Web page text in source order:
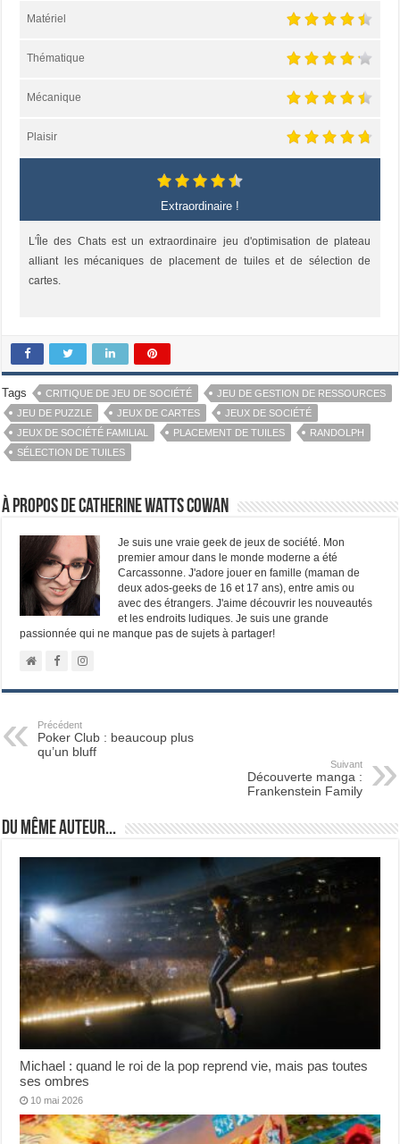
Matériel
Thématique
Mécanique
Plaisir
Extraordinaire !
L'Île des Chats est un extraordinaire jeu d'optimisation de plateau
alliant les mécaniques de placement de tuiles et de sélection de
cartes.
Tags CRITIQUE DE JEU DE SOCIÉTÉ
JEU DE GESTION DE RESSOURCES
JEU DE PUZZLE
JEUX DE CARTES
JEUX DE SOCIÉTÉ
JEUX DE SOCIÉTÉ FAMILIAL
PLACEMENT DE TUILES
RANDOLPH
SÉLECTION DE TUILES
À propos de Catherine Watts Cowan
Je suis une vraie geek de jeux de société. Mon
premier amour dans le monde moderne a été
Carcassonne. J'adore jouer en famille (maman de
deux ados-geeks de 16 et 17 ans), entre amis ou
avec des étrangers. J'aime découvrir les nouveautés
et les endroits ludiques. Je suis une grande
passionnée qui ne manque pas de sujets à partager!
Précédent
Poker Club : beaucoup plus
qu’un bluff
Suivant
Découverte manga :
Frankenstein Family
Du même auteur...
Michael : quand le roi de la pop reprend vie, mais pas toutes
ses ombres
10 mai 2026